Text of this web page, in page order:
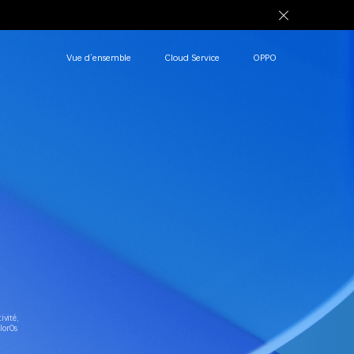
Vue d’ensemble Cloud Service OPPO